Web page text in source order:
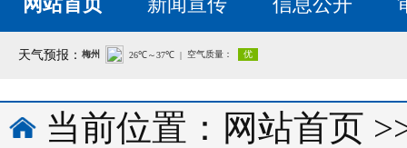
天气预报：
当前位置： 网站首页